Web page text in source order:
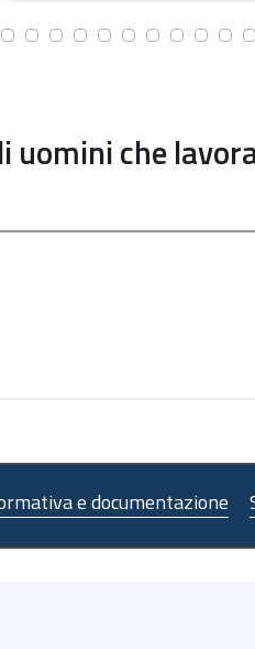
uomini che
e documentazione